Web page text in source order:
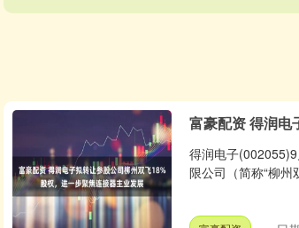
富豪配资 得润电
得润电子
限公司（简称“柳